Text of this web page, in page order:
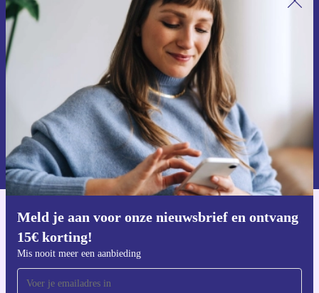
Meld je aan voor onze nieuwsbrief en ontvang
15€ korting!
Mis nooit meer een aanbieding
Meld je aan voor onze nieuwsbrief en
ontvang €15 korting!
Mis nooit meer een aanbieding.
Voucher aanvragen
Informatie over het gebruik van persoonsgegevens vind je in ons
privacybeleid
Download de refurbed app